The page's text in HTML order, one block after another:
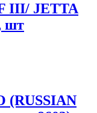
III/ JETTA
шт
(RUSSIAN